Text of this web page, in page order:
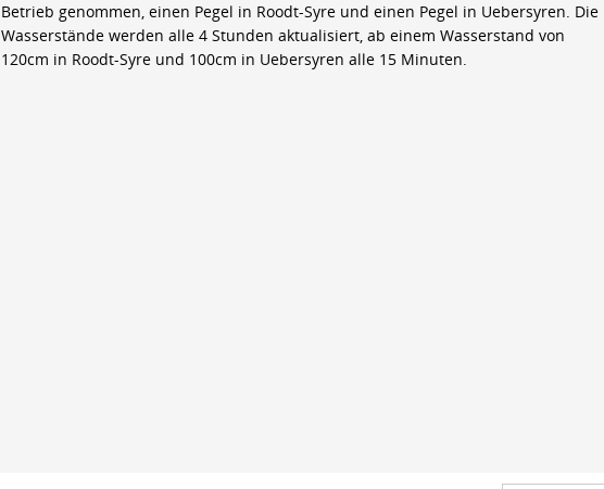
Betrieb genommen, einen Pegel in Roodt-Syre und einen Pegel in Uebersyren. Die
Wasserstände werden alle 4 Stunden aktualisiert, ab einem Wasserstand von
120cm in Roodt-Syre und 100cm in Uebersyren alle 15 Minuten.